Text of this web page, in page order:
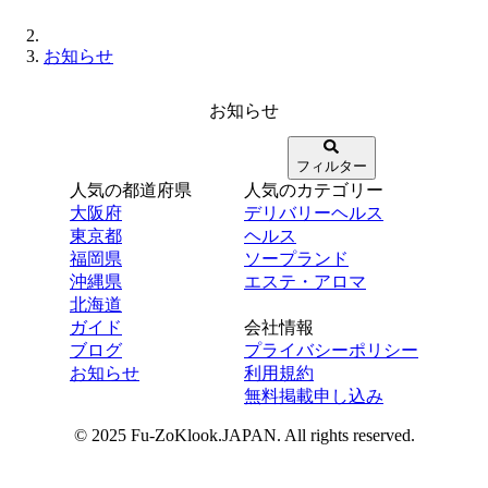
お知らせ
お知らせ
フィルター
人気の都道府県
大阪府
東京都
福岡県
沖縄県
北海道
人気のカテゴリー
デリバリーヘルス
ヘルス
ソープランド
エステ・アロマ
ガイド
ブログ
お知らせ
会社情報
プライバシーポリシー
利用規約
無料掲載申し込み
© 2025 Fu-ZoKlook.JAPAN. All rights reserved.